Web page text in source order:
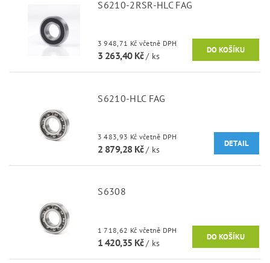
S6210-2RSR-HLC FAG
3 948,71 Kč včetně DPH
3 263,40 Kč/ ks
S6210-HLC FAG
3 483,93 Kč včetně DPH
2 879,28 Kč/ ks
DETAIL
S6308
1 718,62 Kč včetně DPH
1 420,35 Kč/ ks